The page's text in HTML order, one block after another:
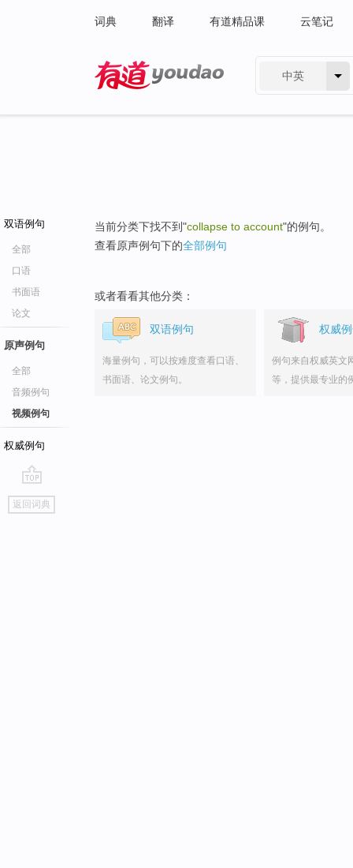
词典 翻译 有道精品课 云笔记
中英
双语例句
全部
口语
书面语
论文
原声例句
全部
音频例句
视频例句
权威例句
go
top
返回词典
当前分类下找不到"collapse to account"的例句。
查看原声例句下的全部例句
或者看看其他分类：
双语例句
海量例句，可以按难度查看口语、
书面语、论文例句。
权威
例句来自权威英文
等，提供最专业的